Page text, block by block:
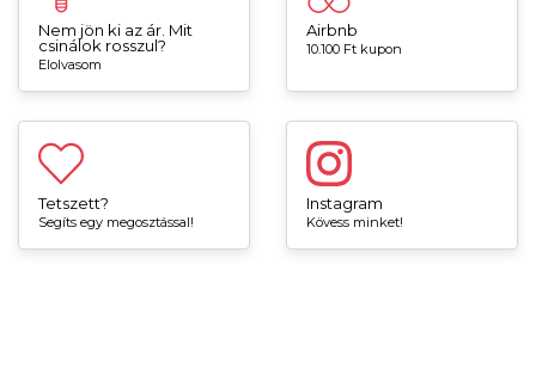
Nem jön ki az ár. Mit
csinálok rosszul?
Elolvasom
Airbnb
10.100 Ft kupon
Tetszett?
Segíts egy megosztással!
Instagram
Kövess minket!